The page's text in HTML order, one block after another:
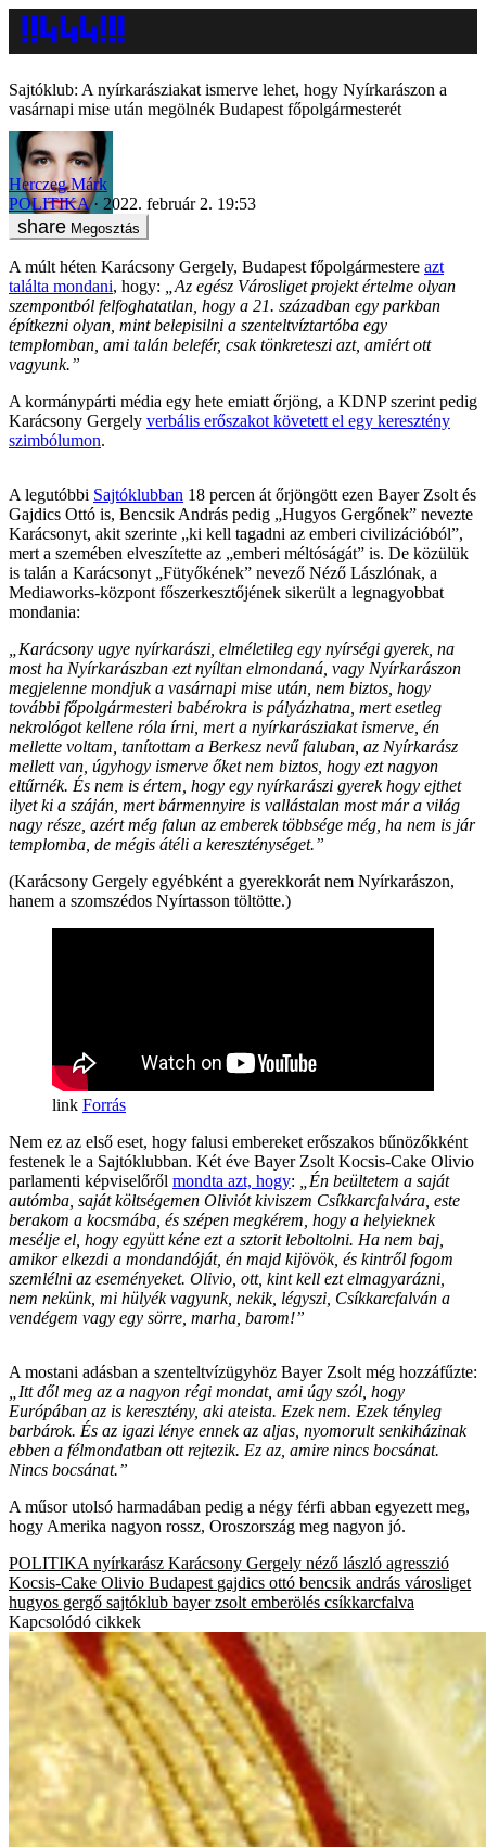
Sajtóklub: A nyírkarásziakat ismerve lehet, hogy Nyírkarászon a
vasárnapi mise után megölnék Budapest főpolgármesterét
Herczeg Márk
POLITIKA
2022. február 2. 19:53
Megosztás
A múlt héten Karácsony Gergely, Budapest főpolgármestere azt
találta mondani, hogy:
„Az egész Városliget projekt értelme olyan
szempontból felfoghatatlan, hogy a 21. században egy parkban
építkezni olyan, mint belepisilni a szenteltvíztartóba egy
templomban, ami talán belefér, csak tönkreteszi azt, amiért ott
vagyunk.”
A kormánypárti média egy hete emiatt őrjöng, a KDNP szerint pedig
Karácsony Gergely verbális erőszakot követett el egy keresztény
szimbólumon.
A legutóbbi Sajtóklubban 18 percen át őrjöngött ezen Bayer Zsolt és
Gajdics Ottó is, Bencsik András pedig „Hugyos Gergőnek” nevezte
Karácsonyt, akit szerinte „ki kell tagadni az emberi civilizációból”,
mert a szemében elveszítette az „emberi méltóságát” is. De közülük
is talán a Karácsonyt „Fütyőkének” nevező Néző Lászlónak, a
Mediaworks-központ főszerkesztőjének sikerült a legnagyobbat
mondania:
„Karácsony ugye nyírkarászi, elméletileg egy nyírségi gyerek, na
most ha Nyírkarászban ezt nyíltan elmondaná, vagy Nyírkarászon
megjelenne mondjuk a vasárnapi mise után, nem biztos, hogy
további főpolgármesteri babérokra is pályázhatna, mert esetleg
nekrológot kellene róla írni, mert a nyírkarásziakat ismerve, én
mellette voltam, tanítottam a Berkesz nevű faluban, az Nyírkarász
mellett van, úgyhogy ismerve őket nem biztos, hogy ezt nagyon
eltűrnék. És nem is értem, hogy egy nyírkarászi gyerek hogy ejthet
ilyet ki a száján, mert bármennyire is vallástalan most már a világ
nagy része, azért még falun az emberek többsége még, ha nem is jár
templomba, de mégis átéli a kereszténységet.”
(Karácsony Gergely egyébként a gyerekkorát nem Nyírkarászon,
hanem a szomszédos Nyírtasson töltötte.)
Forrás
Nem ez az első eset, hogy falusi embereket erőszakos bűnözőkként
festenek le a Sajtóklubban. Két éve Bayer Zsolt Kocsis-Cake Olivio
parlamenti képviselőről mondta azt, hogy:
„Én beültetem a saját
autómba, saját költségemen Oliviót kiviszem Csíkkarcfalvára, este
berakom a kocsmába, és szépen megkérem, hogy a helyieknek
mesélje el, hogy együtt kéne ezt a sztorit leboltolni. Ha nem baj,
amikor elkezdi a mondandóját, én majd kijövök, és kintről fogom
szemlélni az eseményeket. Olivio, ott, kint kell ezt elmagyarázni,
nem nekünk, mi hülyék vagyunk, nekik, légyszi, Csíkkarcfalván a
vendégem vagy egy sörre, marha, barom!”
A mostani adásban a szenteltvízügyhöz Bayer Zsolt még hozzáfűzte:
„Itt dől meg az a nagyon régi mondat, ami úgy szól, hogy
Európában az is keresztény, aki ateista. Ezek nem. Ezek tényleg
barbárok. És az igazi lénye ennek az aljas, nyomorult senkiházinak
ebben a félmondatban ott rejtezik. Ez az, amire nincs bocsánat.
Nincs bocsánat.”
A műsor utolsó harmadában pedig a négy férfi abban egyezett meg,
hogy Amerika nagyon rossz, Oroszország meg nagyon jó.
POLITIKA nyírkarász Karácsony Gergely néző lászló agresszió
Kocsis-Cake Olivio Budapest gajdics ottó bencsik andrás városliget
hugyos gergő sajtóklub bayer zsolt emberölés csíkkarcfalva
Kapcsolódó cikkek